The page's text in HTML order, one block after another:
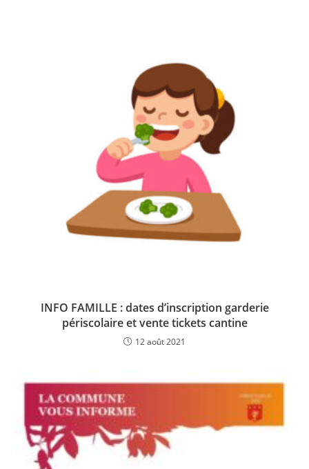
INFO FAMILLE : dates d’inscription garderie
périscolaire et vente tickets cantine
12 août 2021